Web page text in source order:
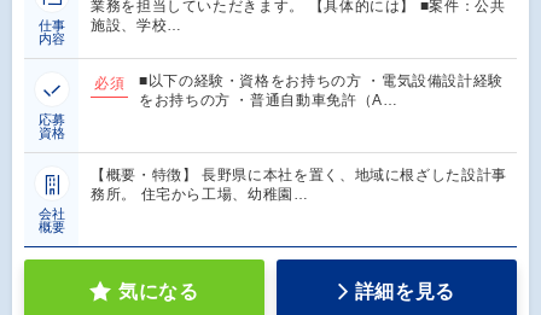
仕事
内容
業務を担当していただきます。 【具体的には】 ■案件：公共
施設、学校…
応募
資格
必須
■以下の経験・資格をお持ちの方 ・電気設備設計経験
をお持ちの方 ・普通自動車免許（A…
会社
概要
【概要・特徴】 長野県に本社を置く、地域に根ざした設計事
務所。 住宅から工場、幼稚園…
気になる 詳細を見る